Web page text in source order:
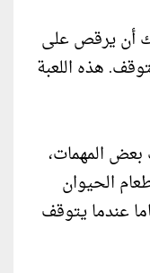
أن يرقص على
هذه اللعبة
المهمات،
الحيوان
عندما يتوقف